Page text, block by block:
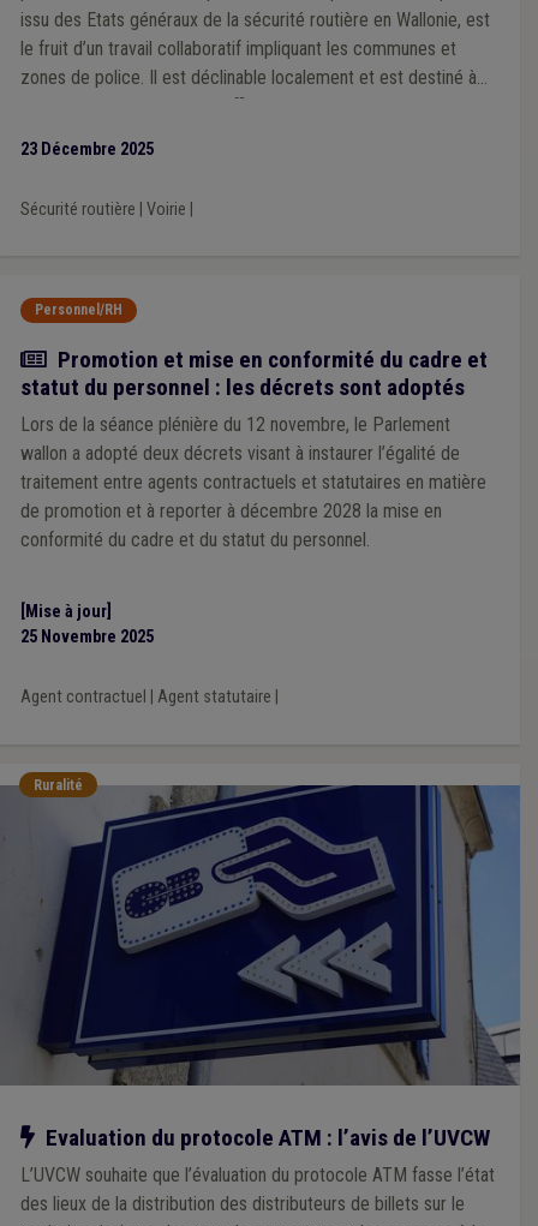
issu des Etats généraux de la sécurité routière en Wallonie, est
le fruit d’un travail collaboratif impliquant les communes et
zones de police. Il est déclinable localement et est destiné à
devenir un outil concret et efficace que chaque ville et
23 Décembre 2025
Sécurité routière Voirie
Personnel/RH
Actualité
Promotion et mise en conformité du cadre et
statut du personnel : les décrets sont adoptés
Lors de la séance plénière du 12 novembre, le Parlement
wallon a adopté deux décrets visant à instaurer l’égalité de
traitement entre agents contractuels et statutaires en matière
de promotion et à reporter à décembre 2028 la mise en
conformité du cadre et du statut du personnel.
[Mise à jour]
25 Novembre 2025
Agent contractuel Agent statutaire
Ruralité
Notre action
Evaluation du protocole ATM : l’avis de l’UVCW
L’UVCW souhaite que l’évaluation du protocole ATM fasse l’état
des lieux de la distribution des distributeurs de billets sur le